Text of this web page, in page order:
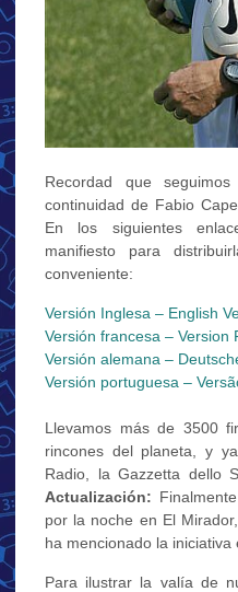
Recordad que seguimos
continuidad de Fabio
En los siguientes
manifiesto para
conveniente:
Versión Inglesa – English
Versión francesa – Version
Versión alemana –
Versión portuguesa –
Llevamos más de 3500
rincones del planeta, y
Radio, la Gazzetta dello
Actualización:
por la noche en El
ha mencionado la iniciativa
Para ilustrar la valía de